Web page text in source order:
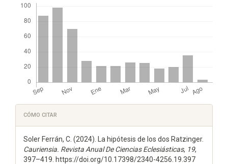
Detalles
del
artículo
CÓMO CITAR
Soler Ferrán, C. (2024). La hipótesis de los dos Ratzinger.
Cauriensia. Revista Anual De Ciencias Eclesiásticas, 19,
397–419. https://doi.org/10.17398/2340-4256.19.397